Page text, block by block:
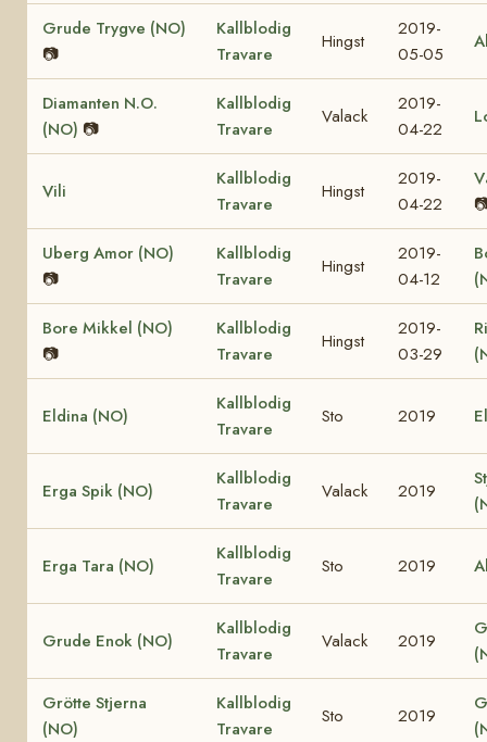
Grude Trygve (NO)
📷
Kallblodig
Travare
Hingst
2019-
05-05
Diamanten N.O.
(NO) 📷
Kallblodig
Travare
Valack
2019-
04-22
Vili
Kallblodig
Travare
Hingst
2019-
04-22
Uberg Amor (NO)
📷
Kallblodig
Travare
Hingst
2019-
04-12
Bore Mikkel (NO)
📷
Kallblodig
Travare
Hingst
2019-
03-29
Eldina (NO)
Kallblodig
Travare
Sto 2019
Erga Spik (NO)
Kallblodig
Travare
Valack 2019
Erga Tara (NO)
Kallblodig
Travare
Sto 2019
Grude Enok (NO)
Kallblodig
Travare
Valack 2019
Grötte Stjerna
(NO)
Kallblodig
Travare
Sto 2019